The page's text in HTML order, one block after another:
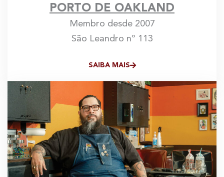
PORTO DE OAKLAND
Membro desde 2007
São Leandro nº 113
SAIBA MAIS